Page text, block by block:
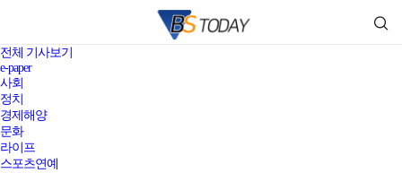
전체 기사보기
e-paper
사회
정치
경제해양
문화
라이프
스포츠연예